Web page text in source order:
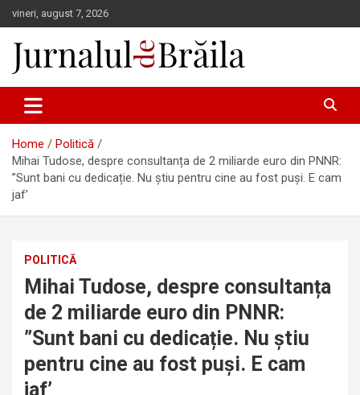
Skip
to
content
vineri, august 7, 2026
Jurnalul de Brăila
Home
Politică
Mihai Tudose, despre consultanța de 2 miliarde euro din PNNR:
”Sunt bani cu dedicație. Nu știu pentru cine au fost puși. E cam
jaf’
POLITICĂ
Mihai Tudose, despre consultanța
de 2 miliarde euro din PNNR:
”Sunt bani cu dedicație. Nu știu
pentru cine au fost puși. E cam
jaf’